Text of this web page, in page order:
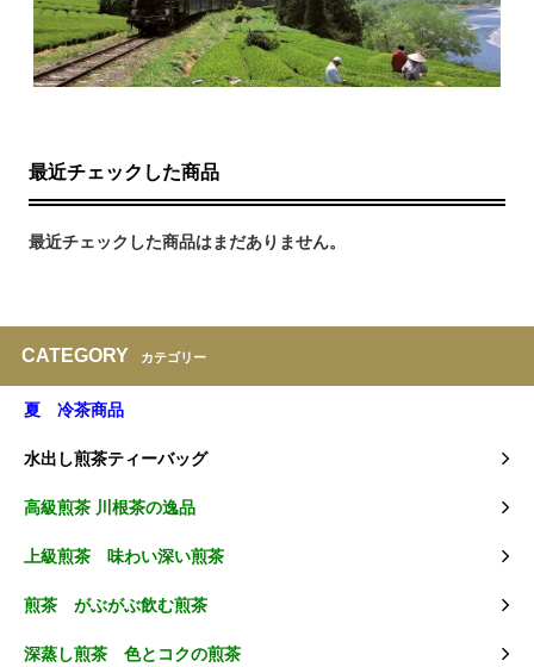
最近チェックした商品
最近チェックした商品はまだありません。
CATEGORY カテゴリー
夏 冷茶商品
水出し煎茶ティーバッグ
高級煎茶 川根茶の逸品
上級煎茶 味わい深い煎茶
煎茶 がぶがぶ飲む煎茶
深蒸し煎茶 色とコクの煎茶